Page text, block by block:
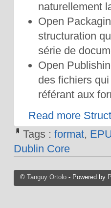
naturellement
Open
structuration
série de
Open
des fichiers
référant aux
Read more
Tags : format,
Dublin Core
© Tanguy Ortolo- Powered by